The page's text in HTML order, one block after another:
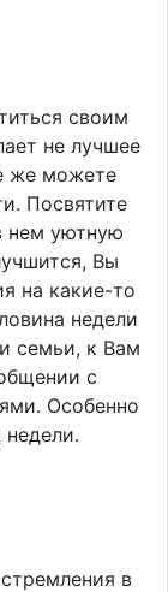
своим
не лучшее
же можете
Посвятите
нем уютную
Вы
на какие-то
недели
семьи, к Вам
с
Особенно
в